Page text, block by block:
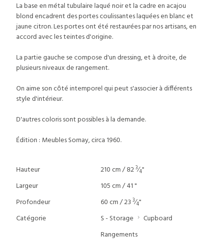
La base en métal tubulaire laqué noir et la cadre en acajou
blond encadrent des portes coulissantes laquées en blanc et
jaune citron. Les portes ont été restaurées par nos artisans, en
accord avec les teintes d'origine.
La partie gauche se compose d'un dressing, et à droite, de
plusieurs niveaux de rangement.
On aime son côté intemporel qui peut s'associer à différents
style d'intérieur.
D'autres coloris sont possibles à la demande.
Édition : Meubles Sornay, circa 1960.
Hauteur 210 cm / 823⁄4"
Largeur
105 cm / 41 "
Profondeur
60 cm / 23 3⁄4"
Catégorie
S - Storage
Cupboard
Rangements